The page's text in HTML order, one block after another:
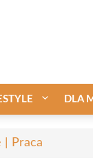
DLA
| Praca